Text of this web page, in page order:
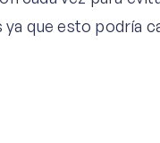
que esto podría